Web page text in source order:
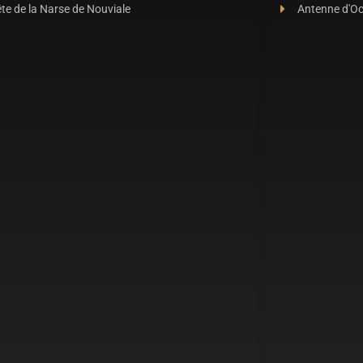
de la Narse de Nouviale Antenne d'Oc